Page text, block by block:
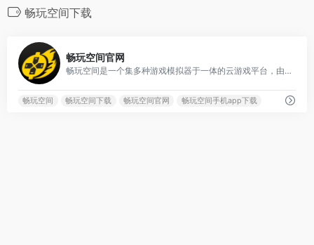
畅玩空间下载
畅玩空间官网
畅玩空间是一个集多种游戏模拟器于一体的云游戏平台，由河北耕岩网络科技有限公司开发。它支持街机、FC、GBA、MD等多种经典游戏类型，提供丰富的怀旧游戏资源。平台
畅玩空间 畅玩空间下载 畅玩空间官网 畅玩空间手机app下载